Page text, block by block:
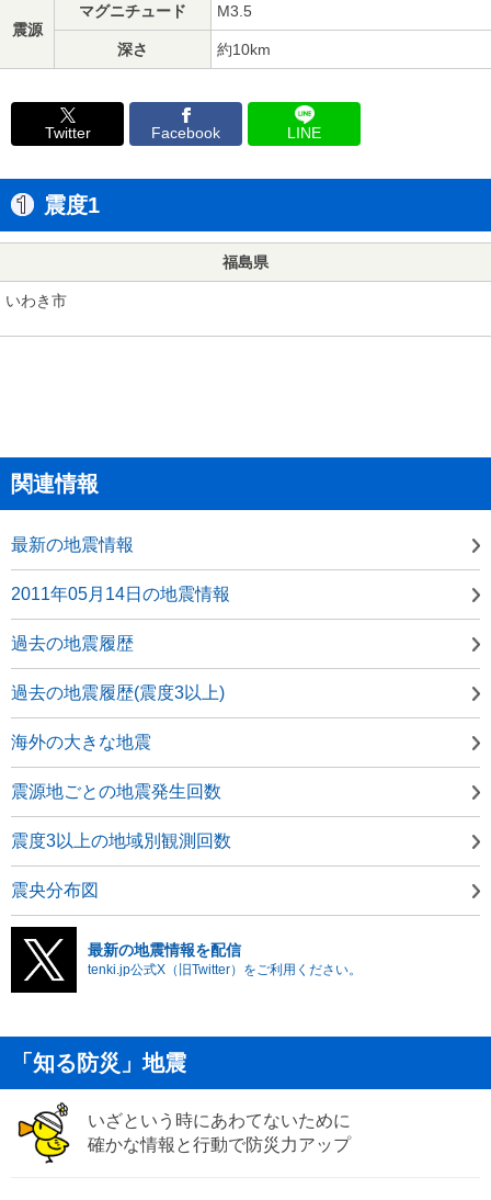
震源
マグニチュード M3.5
深さ 約10km
Twitter Facebook LINE
震度1
福島県
いわき市
関連情報
最新の地震情報
2011年05月14日の地震情報
過去の地震履歴
過去の地震履歴(震度3以上)
海外の大きな地震
震源地ごとの地震発生回数
震度3以上の地域別観測回数
震央分布図
最新の地震情報を配信
tenki.jp公式X（旧Twitter）をご利用ください。
「知る防災」地震
いざという時にあわてないために
確かな情報と行動で防災力アップ